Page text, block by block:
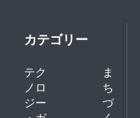
カテゴリー
テク
ノロ
ジー
ま
ち
づ